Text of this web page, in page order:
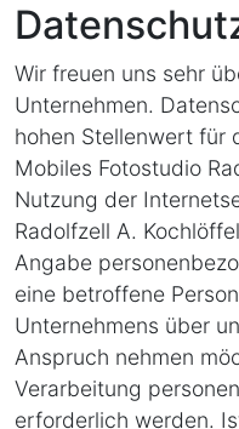
Wir freuen uns sehr
Unternehmen.
hohen Stellenwert für
Mobiles Fotostudio
Nutzung der
Radolfzell A.
Angabe
eine betroffene
Unternehmens über
Anspruch nehmen
Verarbeitung
erforderlich werden.